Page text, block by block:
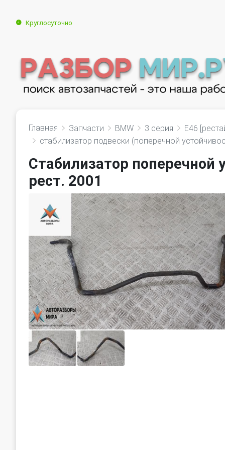
Круглосуточно
Главная Запчасти BMW 3 серия
E46
стабилизатор подвески (поперечной
Стабилизатор поперечной
рест. 2001